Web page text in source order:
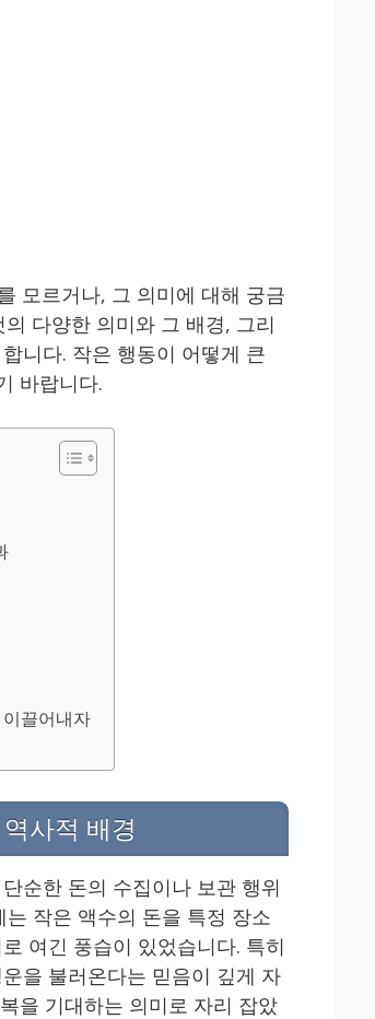
모르거나, 그 의미에 대해 궁금
다양한 의미와 그 배경, 그리
니다. 작은 행동이 어떻게 큰
바랍니다.
끌어내자
사적 배경
순한 돈의 수집이나 보관 행위
작은 액수의 돈을 특정 장소
여긴 풍습이 있었습니다. 특히
을 불러온다는 믿음이 깊게 자
을 기대하는 의미로 자리 잡았